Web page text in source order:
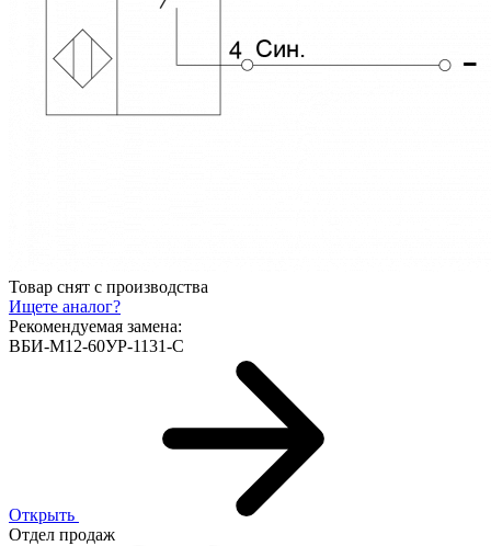
Товар снят с производства
Ищете аналог?
Рекомендуемая замена:
ВБИ-М12-60УР-1131-С
Открыть
Отдел продаж